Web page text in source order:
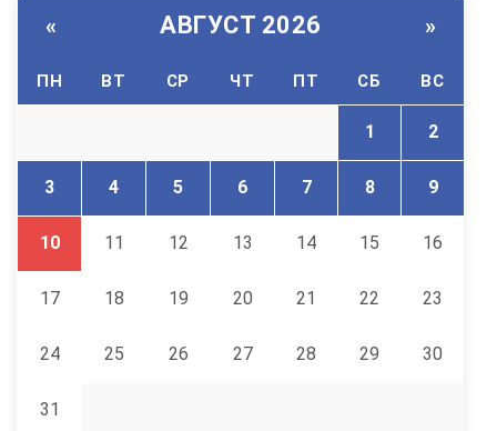
« АВГУСТ 2026 »
ПН ВТ СР ЧТ ПТ СБ ВС
1 2
3 4 5 6 7 8 9
10 11 12 13 14 15 16
17 18 19 20 21 22 23
24 25 26 27 28 29 30
31